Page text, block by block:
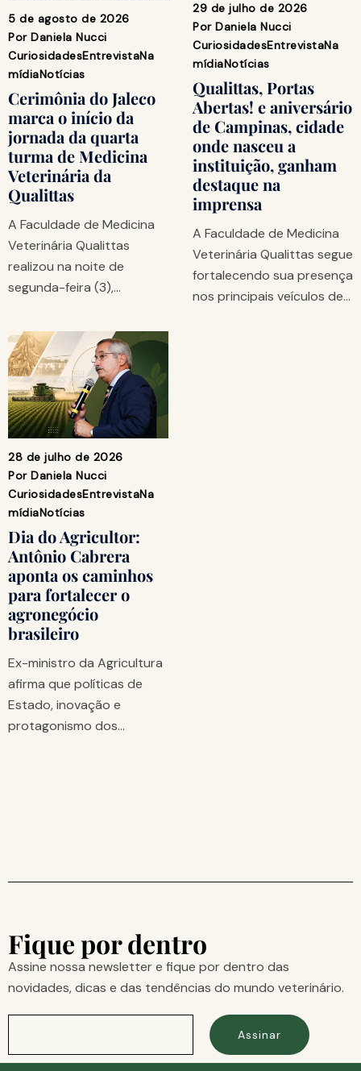
5 de agosto de 2026
Por Daniela Nucci
CuriosidadesEntrevistaNa
mídiaNotícias
Cerimônia do Jaleco
marca o início da
jornada da quarta
turma de Medicina
Veterinária da
Qualittas
A Faculdade de Medicina
Veterinária Qualittas
realizou na noite de
segunda-feira (3),…
29 de julho de 2026
Por Daniela Nucci
CuriosidadesEntrevistaNa
mídiaNotícias
Qualittas, Portas
Abertas! e aniversário
de Campinas, cidade
onde nasceu a
instituição, ganham
destaque na
imprensa
A Faculdade de Medicina
Veterinária Qualittas segue
fortalecendo sua presença
nos principais veículos de…
28 de julho de 2026
Por Daniela Nucci
CuriosidadesEntrevistaNa
mídiaNotícias
Dia do Agricultor:
Antônio Cabrera
aponta os caminhos
para fortalecer o
agronegócio
brasileiro
Ex-ministro da Agricultura
afirma que políticas de
Estado, inovação e
protagonismo dos…
Fique por dentro
Assine nossa newsletter e fique por dentro das
novidades, dicas e das tendências do mundo veterinário.
Assinar